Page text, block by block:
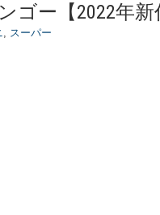
ゴー【2022年新
, スーパー